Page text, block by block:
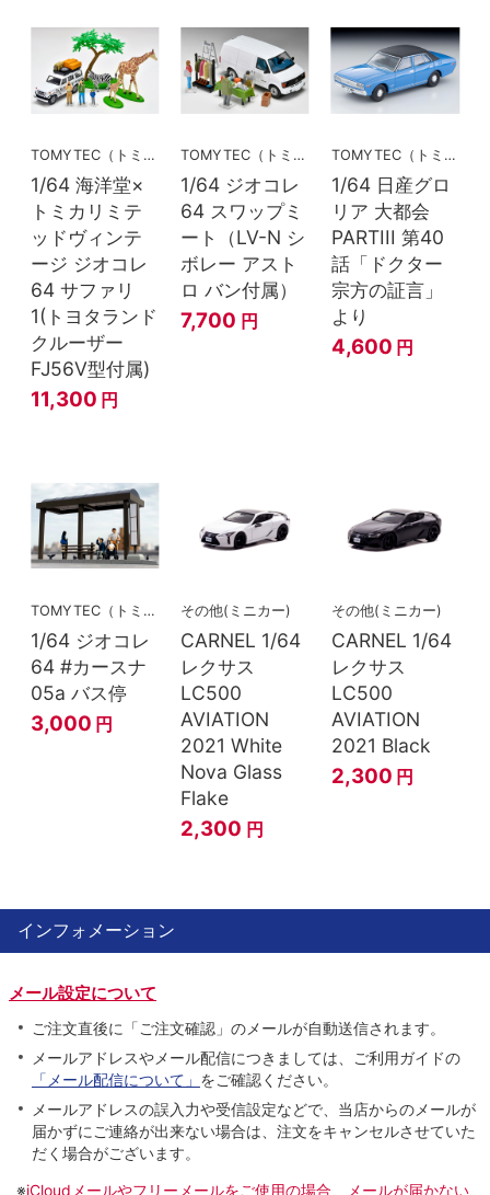
TOMYTEC（トミーテック）
1/64 海洋堂×
トミカリミテ
ッドヴィンテ
ージ ジオコレ
64 サファリ
1(トヨタランド
クルーザー
FJ56V型付属)
11,300 円
TOMYTEC（トミーテック）
1/64 ジオコレ
64 スワップミ
ート（LV-N シ
ボレー アスト
ロ バン付属）
7,700 円
TOMYTEC（トミーテック）
1/64 日産グロ
リア 大都会
PARTIII 第40
話「ドクター
宗方の証言」
より
4,600 円
TOMYTEC（トミーテック）
1/64 ジオコレ
64 #カースナ
05a バス停
3,000 円
その他(ミニカー)
CARNEL 1/64
レクサス
LC500
AVIATION
2021 White
Nova Glass
Flake
2,300 円
その他(ミニカー)
CARNEL 1/64
レクサス
LC500
AVIATION
2021 Black
2,300 円
インフォメーション
メール設定について
ご注文直後に「ご注文確認」のメールが自動送信されます。
メールアドレスやメール配信につきましては、ご利用ガイドの
「メール配信について」 をご確認ください。
メールアドレスの誤入力や受信設定などで、当店からのメールが
届かずにご連絡が出来ない場合は、注文をキャンセルさせていた
だく場合がございます。
※iCloudメールやフリーメールをご使用の場合、メールが届かない